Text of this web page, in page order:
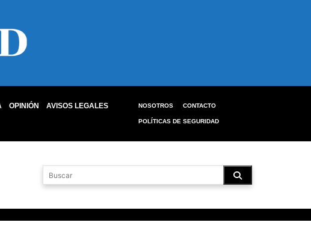
OPINIÓN
AVISOS LEGALES
NOSOTROS CONTACTO
POLÍTICAS DE SEGURIDAD